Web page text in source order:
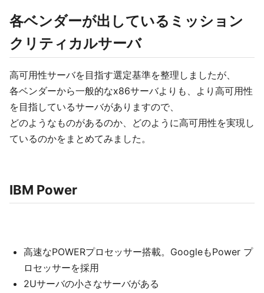
各ベンダーが出しているミッション
クリティカルサーバ
高可用性サーバを目指す選定基準を整理しましたが、
各ベンダーから一般的なx86サーバよりも、より高可用性
を目指しているサーバがありますので、
どのようなものがあるのか、どのように高可用性を実現し
ているのかをまとめてみました。
IBM Power
高速なPOWERプロセッサー搭載。GoogleもPower プ
ロセッサーを採用
2Uサーバの小さなサーバがある